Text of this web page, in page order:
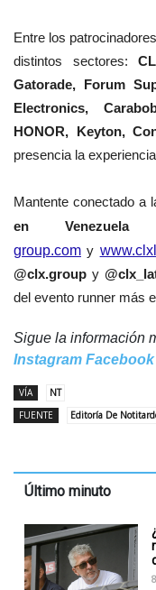
Entre los
distintos sectores:
Gatorade, Forum
Electronics,
HONOR, Keyton,
presencia la
Mantente conectado a
en Venezuelaa
group.com y
@clx.groupy
del evento runner más
Sigue la información
Instagram Facebook
VÍA
NT
FUENTE
Editoría De
Último minuto